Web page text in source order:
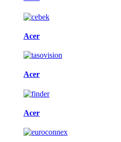
Acer
Acer
Acer